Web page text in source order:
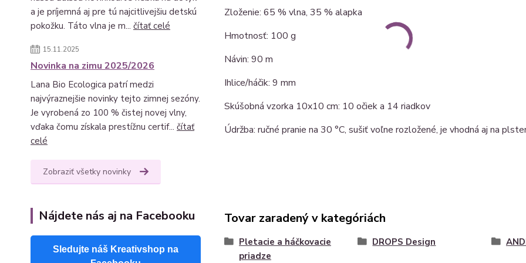
a je príjemná aj pre tú najcitlivejšiu detskú
pokožku. Táto vlna je m... čítať celé
15.11.2025
Novinka na zimu 2025/2026
Lana Bio Ecologica patrí medzi
najvýraznejšie novinky tejto zimnej sezóny.
Je vyrobená zo 100 % čistej novej vlny,
vďaka čomu získala prestížnu certif... čítať
celé
Zobraziť všetky novinky
Nájdete nás aj na Facebooku
Sledujte náš Kreativshop na
Zloženie: 65 % vlna, 35 % alapka
Hmotnosť: 100 g
Návin: 90 m
Ihlice/háčik: 9 mm
Skúšobná vzorka 10x10 cm: 10 očiek a 14 riadkov
Údržba: ručné pranie na 30 °C, sušiť voľne rozložené, je vhodná aj na
Tovar zaradený v kategóriách
Pletacie a háčkovacie
priadze
DROPS Design